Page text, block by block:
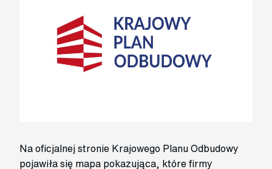
Na oficjalnej stronie Krajowego Planu Odbudowy
pojawiła się mapa pokazująca, które firmy